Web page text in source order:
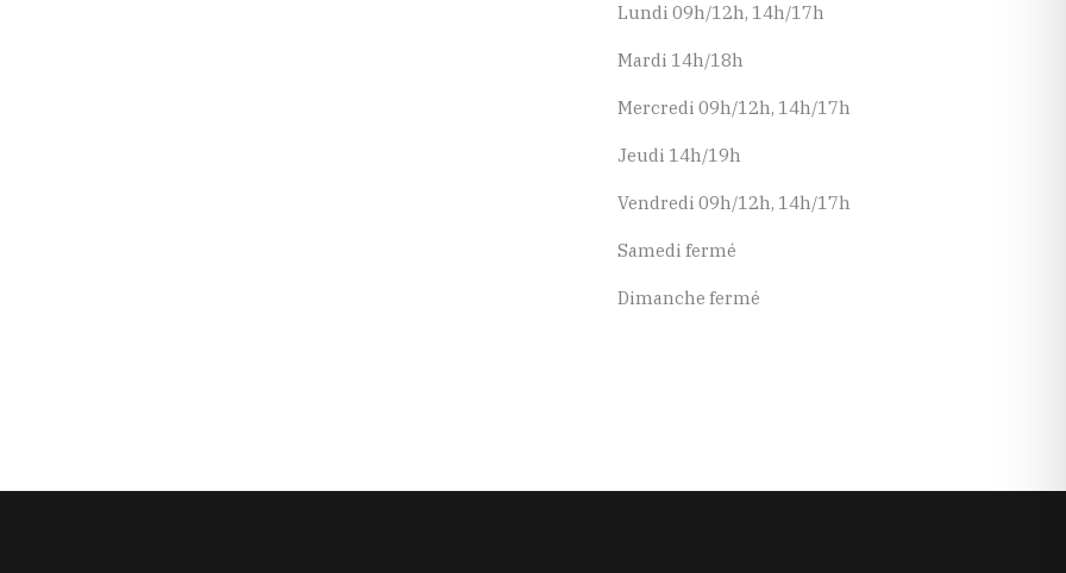
Lundi 09h/12h, 14h/17h
Mardi 14h/18h
Mercredi 09h/12h, 14h/17h
Jeudi 14h/19h
Vendredi 09h/12h, 14h/17h
Samedi fermé
Dimanche fermé